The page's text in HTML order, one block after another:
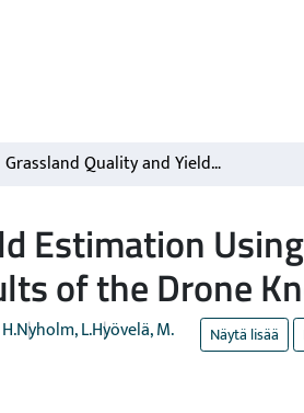
Grassland Quality and Yield Estimation Using Drones in Finland - the Framework and First Results of the Drone Knowledge Project
Estimation
of the Drone
Nyholm, L.Hyövelä, M. Näytä lisää